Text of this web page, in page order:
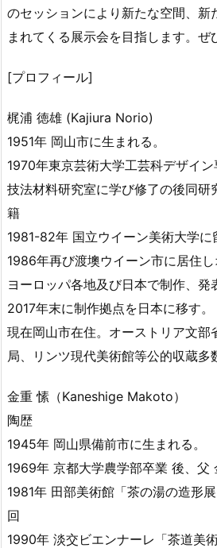
のセッションにより新たな空間、新
まれてくる展示会を目指します。​ぜ
[プロフィール]
梶浦 徳雄 (Kajiura Norio)
​1951年 岡山市に生まれる。
1970年東京芸術大学工芸科デザイ
技法材料研究室に学び修了の後同研
籍
1981-82年 国立ウイーン美術大学に
1986年再び渡墺ウイーン市に居住
ヨーロッパ各地及び日本で制作、発
2017年末に制作拠点を日本に移す。
現在岡山市在住。オーストリア文部
局、リンツ現代美術館等公的収蔵多
金重 愫（Kaneshige Makoto）
​陶歴
1945年 岡山県備前市に生まれる。
1969年 京都大学農学部卒業 後、父
1981年 田部美術館「茶の湯の造形
回
1990年 淡交ビエンナーレ「茶道美